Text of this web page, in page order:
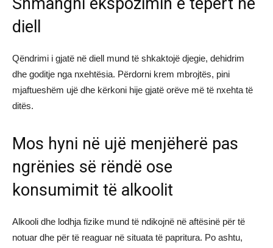
diell
Qëndrimi i gjatë në diell mund të shkaktojë djegie, dehidrim
dhe goditje nga nxehtësia. Përdorni krem mbrojtës, pini
mjaftueshëm ujë dhe kërkoni hije gjatë orëve më të nxehta të
ditës.
Mos hyni në ujë menjëherë pas
ngrënies së rëndë ose
konsumimit të alkoolit
Alkooli dhe lodhja fizike mund të ndikojnë në aftësinë për të
notuar dhe për të reaguar në situata të papritura. Po ashtu,